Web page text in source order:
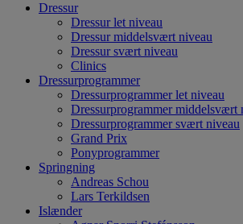
Dressur
Dressur let niveau
Dressur middelsvært niveau
Dressur svært niveau
Clinics
Dressurprogrammer
Dressurprogrammer let niveau
Dressurprogrammer middelsvært
Dressurprogrammer svært niveau
Grand Prix
Ponyprogrammer
Springning
Andreas Schou
Lars Terkildsen
Islænder